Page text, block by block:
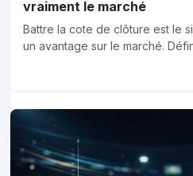
vraiment le marché
Battre la cote de clôture est le
un avantage sur le marché.